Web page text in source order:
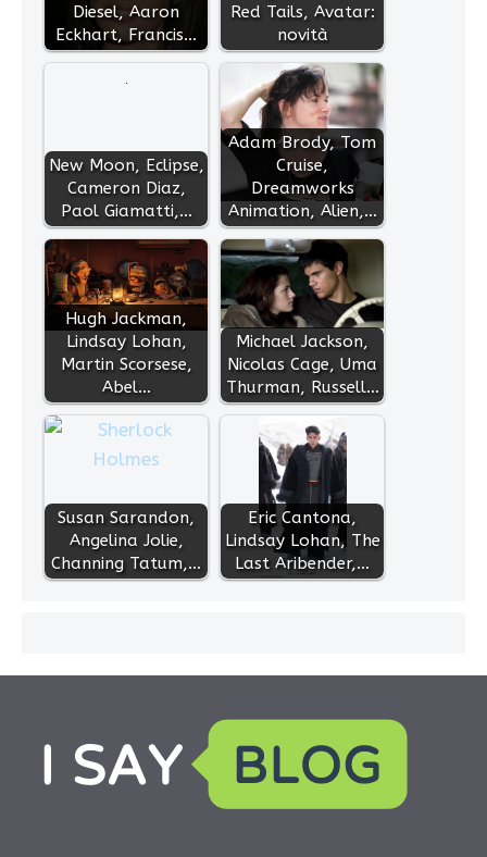
Diesel, Aaron
Eckhart, Francis…
Red Tails, Avatar:
novità
New Moon, Eclipse,
Cameron Diaz,
Paol Giamatti,…
Adam Brody, Tom
Cruise,
Dreamworks
Animation, Alien,…
Hugh Jackman,
Lindsay Lohan,
Martin Scorsese,
Abel…
Michael Jackson,
Nicolas Cage, Uma
Thurman, Russell…
Susan Sarandon,
Angelina Jolie,
Channing Tatum,…
Eric Cantona,
Lindsay Lohan, The
Last Aribender,…